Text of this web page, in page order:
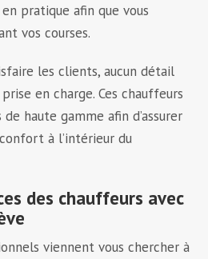
pratique afin que vous
vos courses.
les clients, aucun détail
en charge. Ces chauffeurs
haute gamme afin d’assurer
à l’intérieur du
des chauffeurs avec
viennent vous chercher à